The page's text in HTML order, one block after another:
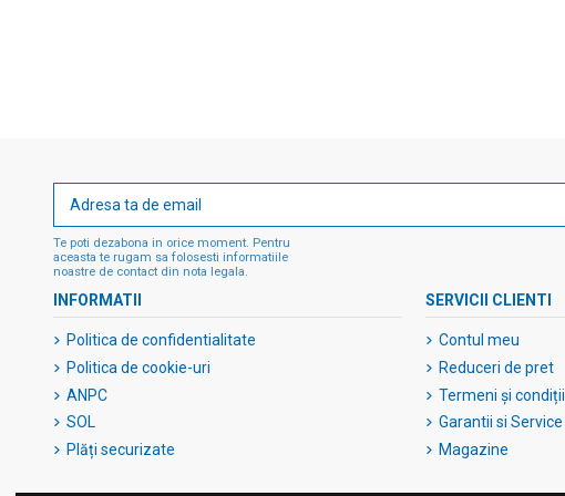
Te poti dezabona in orice moment. Pentru
aceasta te rugam sa folosesti informatiile
noastre de contact din nota legala.
INFORMATII
Politica de confidentialitate
Politica de cookie-uri
ANPC
SOL
Plăți securizate
SERVICII CLIENTI
Contul meu
Reduceri de pret
Termeni și condiții
Garantii si Service
Magazine